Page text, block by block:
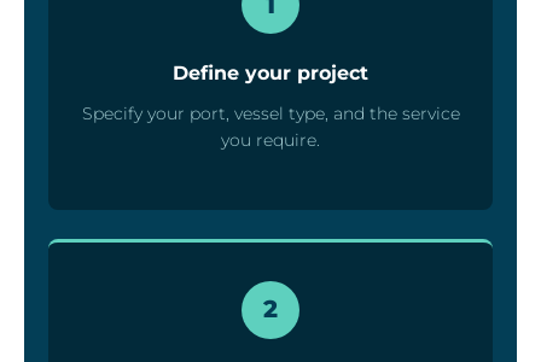
Define your project
Specify your port, vessel type, and the service
you require.
2